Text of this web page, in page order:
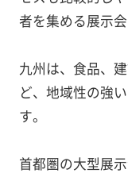
者を集める展示
九州は、食品、
ど、地域性の強
す。
首都圏の大型展